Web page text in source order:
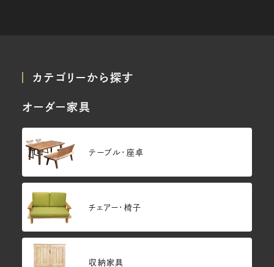
カテゴリーから探す
オーダー家具
テーブル・座卓
チェアー・椅子
収納家具